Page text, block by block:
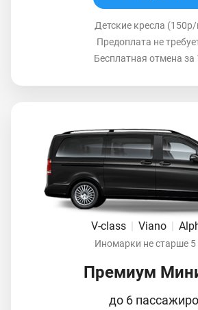
Детские кресла
Предоплата не
Бесплатная отмена за
V-class Viano
Иномарки не старше 5
Премиум
до 6